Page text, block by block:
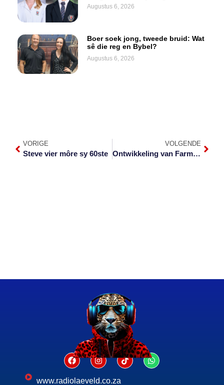
Augustus 6, 2026
Boer soek jong, tweede bruid: Wat
sê die reg en Bybel?
Augustus 6, 2026
VORIGE
Steve vier môre sy 60ste
VOLGENDE
Ontwikkeling van Farmstall at Gateway beplan
www.radiolaeveld.co.za